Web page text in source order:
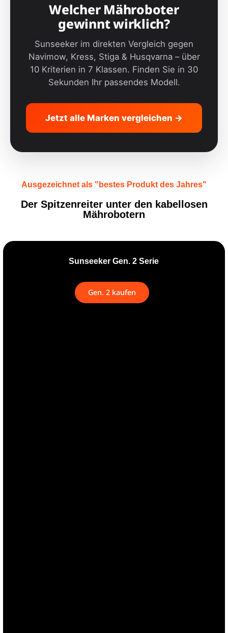
Welcher Mähroboter
gewinnt wirklich?
Sunseeker im direkten Vergleich gegen
Navimow, Kress, Stiga & Husqvarna – über
10 Kriterien in 7 Klassen. Finden Sie in 30
Sekunden Ihr passendes Modell.
Jetzt alle Marken vergleichen →
Ausgezeichnet als "bestes Produkt des Jahres"
Der Spitzenreiter unter den kabellosen
Mährobotern
Sunseeker Gen. 2 Serie
Gen. 2 kaufen